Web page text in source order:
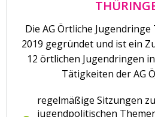
Die AG Örtliche
2019 gegründet und ist ein
12 örtlichen Jugendringen
Tätigkeiten der AG
regelmäßige Sitzungen
jugendpolitischen